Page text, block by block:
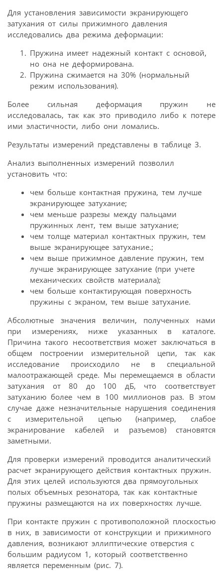
Для установления зависимости экранирующего
затухания от силы прижимного давления
исследовались два режима деформации:
Пружина имеет надежный контакт с основой,
но она не деформирована.
Пружина сжимается на 30% (нормальный
режим использования).
Более сильная деформация пружин не
исследовалась, так как это приводило либо к потере
ими эластичности, либо они ломались.
Результаты измерений представлены в таблице 3.
Анализ выполненных измерений позволил
установить что:
чем больше контактная пружина, тем лучше
экранирующее затухание;
чем меньше разрезы между пальцами
пружинных лент, тем выше затухание;
чем толще материал контактных пружин, тем
выше экранирующее затухание.;
чем выше прижимное давление пружин, тем
лучше экранирующее затухание (при учете
механических свойств материала);
чем больше контактирующая поверхность
пружины с экраном, тем выше затухание.
Абсолютные значения величин, полученных нами
при измерениях, ниже указанных в каталоге.
Причина такого несоответствия может заключаться в
общем построении измерительной цепи, так как
исследование происходило не в специальной
малоотражающей среде. Мы перемещаемся в области
затухания от 80 до 100 дБ, что соответствует
затуханию более чем в 100 миллионов раз. В этом
случае даже незначительные нарушения соединения
с измерительной цепью (например, слабое
экранирование кабелей и разъемов) становятся
заметными.
Для проверки измерений проводится аналитический
расчет экранирующего действия контактных пружин.
Для этих целей используются два прямоугольных
полых объемных резонатора, так как контактные
пружины размещаются на их поверхностях лучше.
При контакте пружин с противоположной плоскостью
в них, в зависимости от конструкции и прижимного
давления, возникают эллиптические отверстия с
большим радиусом 1, который соответственно
является переменным (рис. 7).